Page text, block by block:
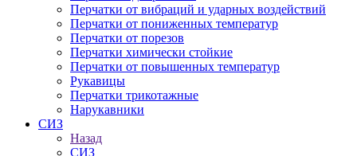
Перчатки от вибраций и ударных воздействий
Перчатки от пониженных температур
Перчатки от порезов
Перчатки химически стойкие
Перчатки от повышенных температур
Рукавицы
Перчатки трикотажные
Нарукавники
СИЗ
Назад
СИЗ